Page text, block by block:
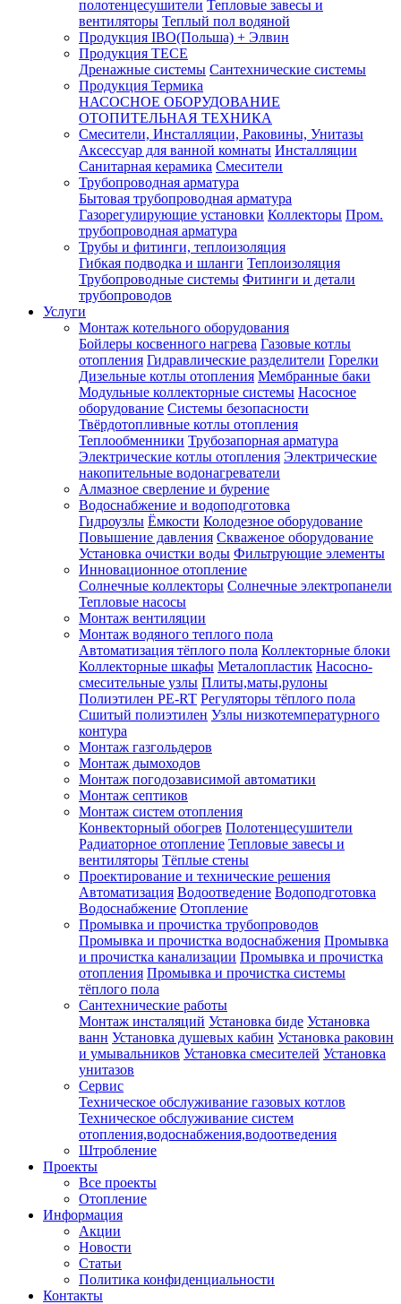
полотенцесушители Тепловые завесы и
вентиляторы Теплый пол водяной
Продукция IBO(Польша) + Элвин
Продукция TECE
Дренажные системы Сантехнические системы
Продукция Термика
НАСОСНОЕ ОБОРУДОВАНИЕ
ОТОПИТЕЛЬНАЯ ТЕХНИКА
Смесители, Инсталляции, Раковины, Унитазы
Аксессуар для ванной комнаты Инсталляции
Санитарная керамика Смесители
Трубопроводная арматура
Бытовая трубопроводная арматура
Газорегулирующие установки Коллекторы Пром.
трубопроводная арматура
Трубы и фитинги, теплоизоляция
Гибкая подводка и шланги Теплоизоляция
Трубопроводные системы Фитинги и детали
трубопроводов
Услуги
Монтаж котельного оборудования
Бойлеры косвенного нагрева Газовые котлы
отопления Гидравлические разделители Горелки
Дизельные котлы отопления Мембранные баки
Модульные коллекторные системы Насосное
оборудование Системы безопасности
Твёрдотопливные котлы отопления
Теплообменники Трубозапорная арматура
Электрические котлы отопления Электрические
накопительные водонагреватели
Алмазное сверление и бурение
Водоснабжение и водоподготовка
Гидроузлы Ёмкости Колодезное оборудование
Повышение давления Скваженое оборудование
Установка очистки воды Фильтрующие элементы
Инновационное отопление
Солнечные коллекторы Солнечные электропанели
Тепловые насосы
Монтаж вентиляции
Монтаж водяного теплого пола
Автоматизация тёплого пола Коллекторные блоки
Коллекторные шкафы Металопластик Насосно-
смесительные узлы Плиты,маты,рулоны
Полиэтилен PE-RT Регуляторы тёплого пола
Сшитый полиэтилен Узлы низкотемпературного
контура
Монтаж газгольдеров
Монтаж дымоходов
Монтаж погодозависимой автоматики
Монтаж септиков
Монтаж систем отопления
Конвекторный обогрев Полотенцесушители
Радиаторное отопление Тепловые завесы и
вентиляторы Тёплые стены
Проектирование и технические решения
Автоматизация Водоотведение Водоподготовка
Водоснабжение Отопление
Промывка и прочистка трубопроводов
Промывка и прочистка водоснабжения Промывка
и прочистка канализации Промывка и прочистка
отопления Промывка и прочистка системы
тёплого пола
Сантехнические работы
Монтаж инсталяций Установка биде Установка
ванн Установка душевых кабин Установка раковин
и умывальников Установка смесителей Установка
унитазов
Сервис
Техническое обслуживание газовых котлов
Техническое обслуживание систем
отопления,водоснабжения,водоотведения
Штробление
Проекты
Все проекты
Отопление
Информация
Акции
Новости
Статьи
Политика конфиденциальности
Контакты